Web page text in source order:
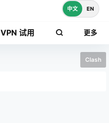
VPN 试用 更多
中文 EN
Clash